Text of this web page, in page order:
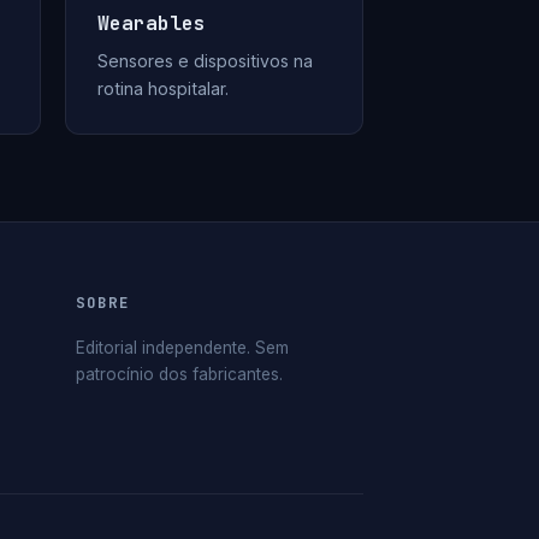
Wearables
Sensores e dispositivos na
rotina hospitalar.
SOBRE
Editorial independente. Sem
patrocínio dos fabricantes.